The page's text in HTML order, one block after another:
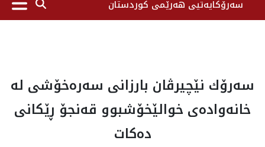
سەرۆکایەتیی هەرێمی کوردستان
جێگرانی سه‌رۆک
ستافی سەرۆکایەتی
سەرۆك نێچيرڤان بارزانى سه‌ره‌خۆشى له‌
خانەوادەی خوالێخۆشبوو قەنجۆ ڕێكانی
دەكات